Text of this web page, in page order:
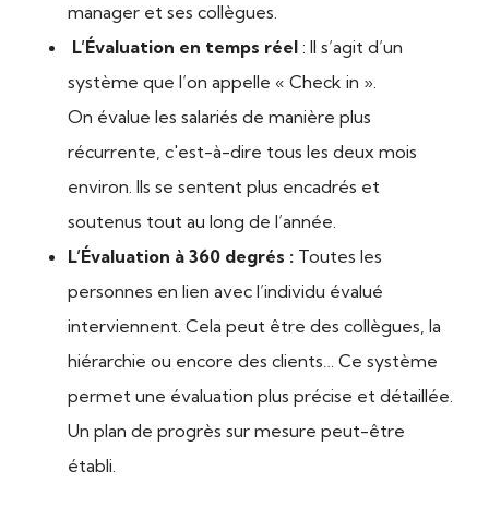
manager et ses collègues.
L’Évaluation en temps réel : Il s’agit d’un
système que l’on appelle « Check in ».
On évalue les salariés de manière plus
récurrente, c'est-à-dire tous les deux mois
environ. Ils se sentent plus encadrés et
soutenus tout au long de l’année.
L’Évaluation à 360 degrés : Toutes les
personnes en lien avec l’individu évalué
interviennent. Cela peut être des collègues, la
hiérarchie ou encore des clients… Ce système
permet une évaluation plus précise et détaillée.
Un plan de progrès sur mesure peut-être
établi.